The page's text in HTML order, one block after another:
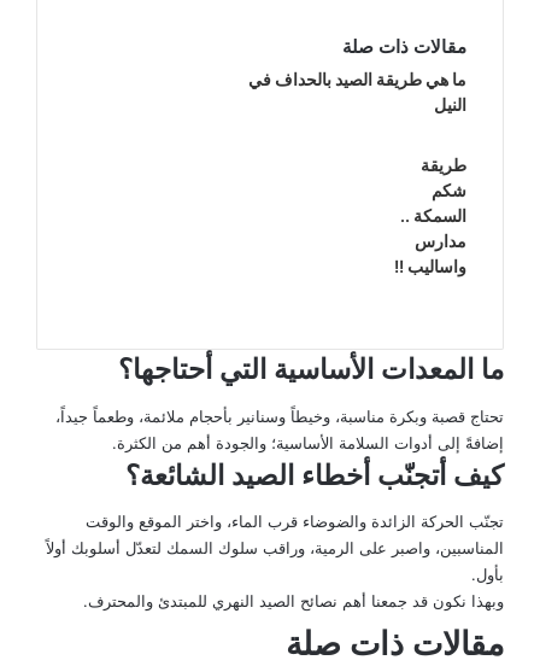
مقالات ذات صلة
ما هي طريقة الصيد بالحداف في
النيل
طريقة
شكم
السمكة ..
مدارس
واساليب !!
ما المعدات الأساسية التي أحتاجها؟
تحتاج قصبة وبكرة مناسبة، وخيطاً وسنانير بأحجام ملائمة، وطعماً جيداً،
إضافةً إلى أدوات السلامة الأساسية؛ والجودة أهم من الكثرة.
كيف أتجنّب أخطاء الصيد الشائعة؟
تجنّب الحركة الزائدة والضوضاء قرب الماء، واختر الموقع والوقت
المناسبين، واصبر على الرمية، وراقب سلوك السمك لتعدّل أسلوبك أولاً
بأول.
وبهذا نكون قد جمعنا أهم نصائح الصيد النهري للمبتدئ والمحترف.
مقالات ذات صلة